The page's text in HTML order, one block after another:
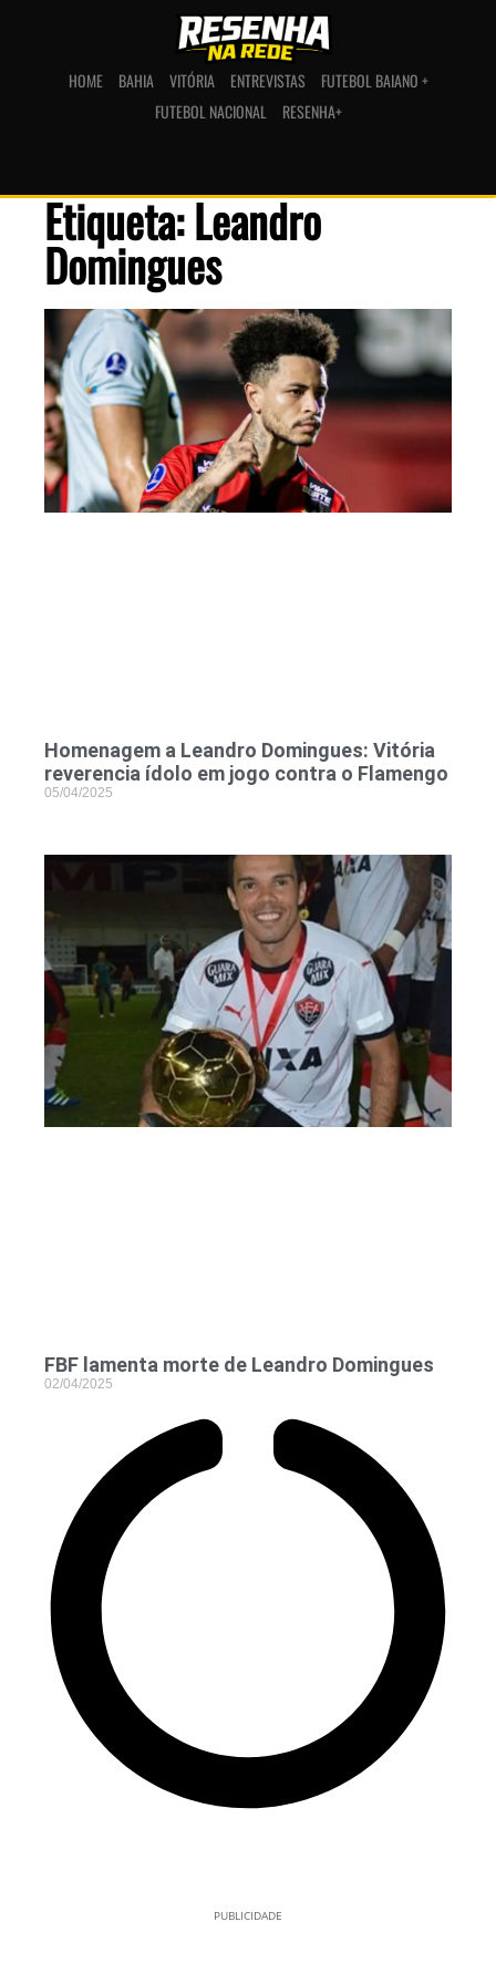
HOME BAHIA VITÓRIA ENTREVISTAS
FUTEBOL BAIANO +
FUTEBOL NACIONAL
RESENHA+
Etiqueta: Leandro
Domingues
Homenagem a Leandro Domingues: Vitória
reverencia ídolo em jogo contra o Flamengo
05/04/2025
FBF lamenta morte de Leandro Domingues
02/04/2025
PUBLICIDADE